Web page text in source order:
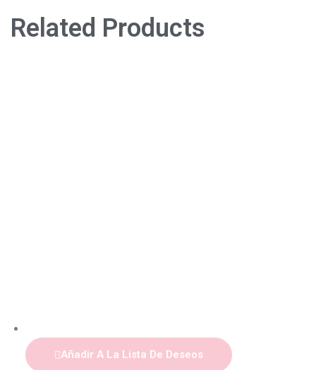
Related Products
Añadir A La Lista De Deseos